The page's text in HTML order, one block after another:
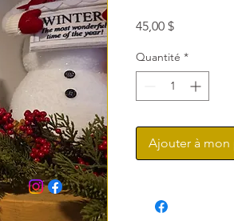
45,00 $Prix
Quantité *
Ajouter à mon